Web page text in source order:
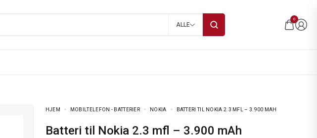
ALLE
0
HJEM MOBILTELEFON - BATTERIER NOKIA BATTERI TIL NOKIA 2.3 MFL – 3.900 MAH
Batteri til Nokia 2.3 mfl – 3.900 mAh